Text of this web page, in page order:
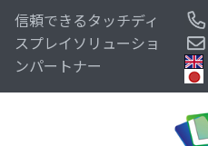
信頼できるタッチディ
スプレイソリューショ
ンパートナー